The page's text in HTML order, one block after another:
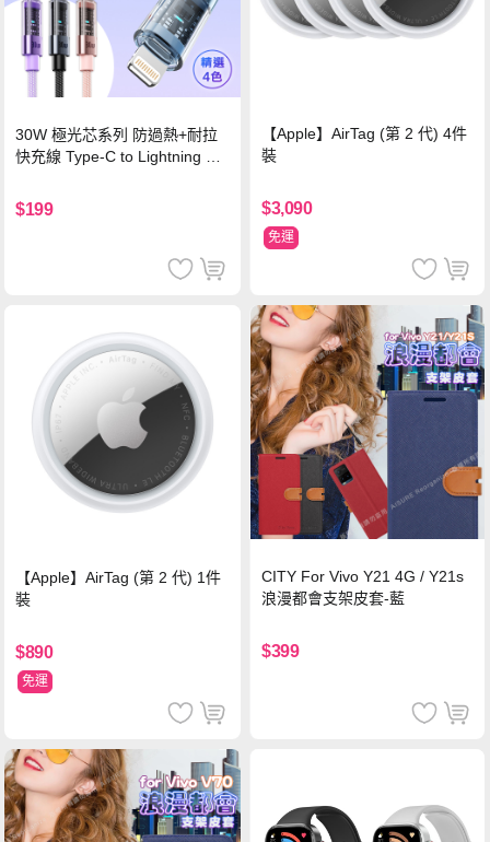
30W 極光芯系列 防過熱+耐拉
快充線 Type-C to Lightning 傳
$199
【Apple】AirTag (第 2 代) 4件
裝
$3,090
免運
【Apple】AirTag (第 2 代) 1件
裝
$890
免運
CITY For Vivo Y21 4G / Y21s
浪漫都會支架皮套-藍
$399